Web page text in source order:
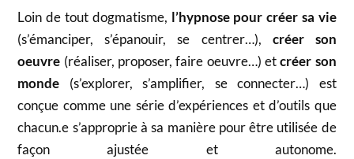
Loin de tout dogmatisme, l’hypnose pour créer sa vie
(s’émanciper, s’épanouir, se centrer…), créer son
oeuvre (réaliser, proposer, faire oeuvre…) etcréer son
monde (s’explorer, s’amplifier, se connecter…) est
conçue comme une série d’expériences et d’outils que
chacun.e s’approprie à sa manière pour être utilisée de
façon ajustée et autonome.